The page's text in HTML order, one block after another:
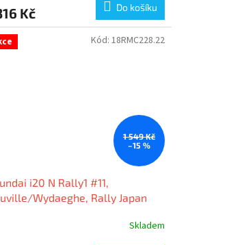
Kč Do košíku
1 549 Kč
–15 %
i20 N Rally1 #11,
Wydaeghe, Rally Japan
Skladem
Kód: 18RMC228.22